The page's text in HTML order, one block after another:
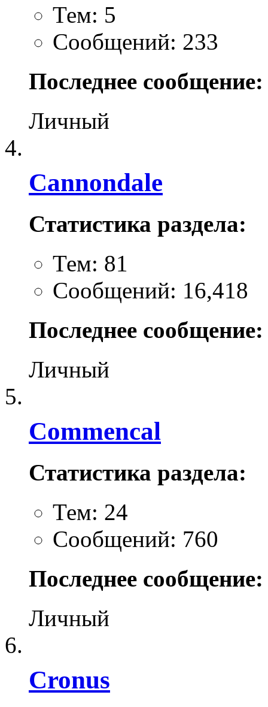
Тем: 5
Сообщений: 233
Последнее сообщение:
Личный
Cannondale
Статистика раздела:
Тем: 81
Сообщений: 16,418
Последнее сообщение:
Личный
Commencal
Статистика раздела:
Тем: 24
Сообщений: 760
Последнее сообщение:
Личный
Cronus